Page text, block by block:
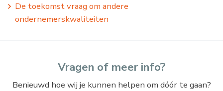
De toekomst vraag om andere
ondernemerskwaliteiten
Vragen of meer info?
Benieuwd hoe wij je kunnen helpen om dóór te gaan?